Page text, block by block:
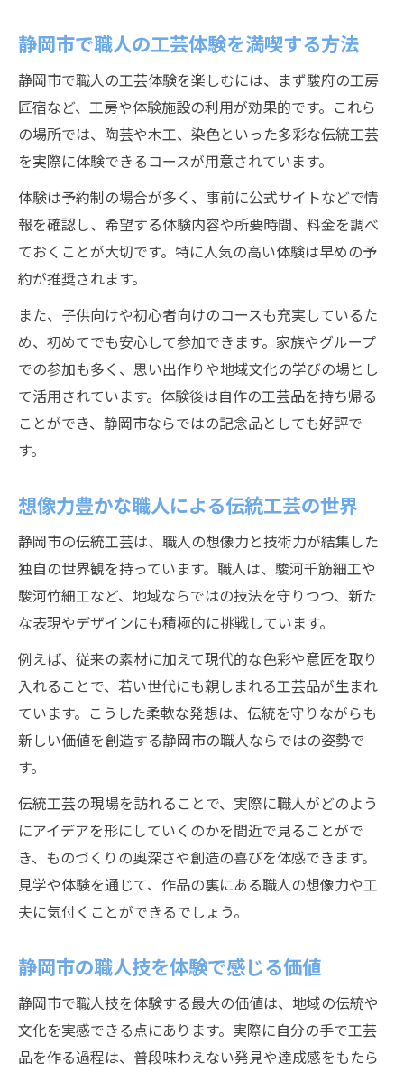
静岡市で職人と触れ合う工芸体験の魅力
職人の創造力を家族で体感する休日提案
静岡工芸体験で親子が学ぶ職人の発想力
伝統工芸で家族が共有する職人との時間
静岡県静岡市で学ぶ工芸の歴史と未来
職人が紡ぐ静岡市工芸の歴史と想像力
静岡の伝統工芸と職人の未来展望
職人の想像力が息づく工芸の歩み解説
静岡市で学ぶ職人技と工芸の進化
歴史と想像力で輝く職人の工芸世界
静岡市で職人の工芸体験を満喫する方法
静岡市で職人の工芸体験を楽しむには、まず駿府の工房
匠宿など、工房や体験施設の利用が効果的です。これら
の場所では、陶芸や木工、染色といった多彩な伝統工芸
を実際に体験できるコースが用意されています。
体験は予約制の場合が多く、事前に公式サイトなどで情
報を確認し、希望する体験内容や所要時間、料金を調べ
ておくことが大切です。特に人気の高い体験は早めの予
約が推奨されます。
また、子供向けや初心者向けのコースも充実しているた
め、初めてでも安心して参加できます。家族やグループ
での参加も多く、思い出作りや地域文化の学びの場とし
て活用されています。体験後は自作の工芸品を持ち帰る
ことができ、静岡市ならではの記念品としても好評で
す。
想像力豊かな職人による伝統工芸の世界
静岡市の伝統工芸は、職人の想像力と技術力が結集した
独自の世界観を持っています。職人は、駿河千筋細工や
駿河竹細工など、地域ならではの技法を守りつつ、新た
な表現やデザインにも積極的に挑戦しています。
例えば、従来の素材に加えて現代的な色彩や意匠を取り
入れることで、若い世代にも親しまれる工芸品が生まれ
ています。こうした柔軟な発想は、伝統を守りながらも
新しい価値を創造する静岡市の職人ならではの姿勢で
す。
伝統工芸の現場を訪れることで、実際に職人がどのよう
にアイデアを形にしていくのかを間近で見ることがで
き、ものづくりの奥深さや創造の喜びを体感できます。
見学や体験を通じて、作品の裏にある職人の想像力や工
夫に気付くことができるでしょう。
静岡市の職人技を体験で感じる価値
静岡市で職人技を体験する最大の価値は、地域の伝統や
文化を実感できる点にあります。実際に自分の手で工芸
品を作る過程は、普段味わえない発見や達成感をもたら